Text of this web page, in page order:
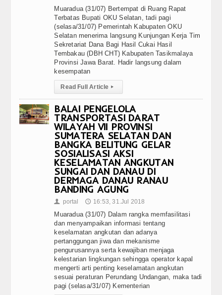
Muaradua (31/07) Bertempat di Ruang Rapat
Terbatas Bupati OKU Selatan, tadi pagi
(selasa/31/07) Pemerintah Kabupaten OKU
Selatan menerima langsung Kunjungan Kerja Tim
Sekretariat Dana Bagi Hasil Cukai Hasil
Tembakau (DBH CHT) Kabupaten Tasikmalaya
Provinsi Jawa Barat. Hadir langsung dalam
kesempatan
Read Full Article ▸
BALAI PENGELOLA
TRANSPORTASI DARAT
WILAYAH VII PROVINSI
SUMATERA SELATAN DAN
BANGKA BELITUNG GELAR
SOSIALISASI AKSI
KESELAMATAN ANGKUTAN
SUNGAI DAN DANAU DI
DERMAGA DANAU RANAU
BANDING AGUNG
👤 portal 🕔 16:53, 31.Jul 2018
Muaradua (31/07) Dalam rangka memfasilitasi
dan menyampaikan informasi tentang
keselamatan angkutan dan adanya
pertanggungan jiwa dan mekanisme
pengurusannya serta kewajiban menjaga
kelestarian lingkungan sehingga operator kapal
mengerti arti penting keselamatan angkutan
sesuai peraturan Perundang Undangan, maka tadi
pagi (selasa/31/07) Kementerian